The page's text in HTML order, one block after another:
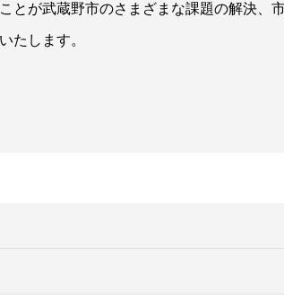
とが武蔵野市のさまざまな課題の解決、
たします。